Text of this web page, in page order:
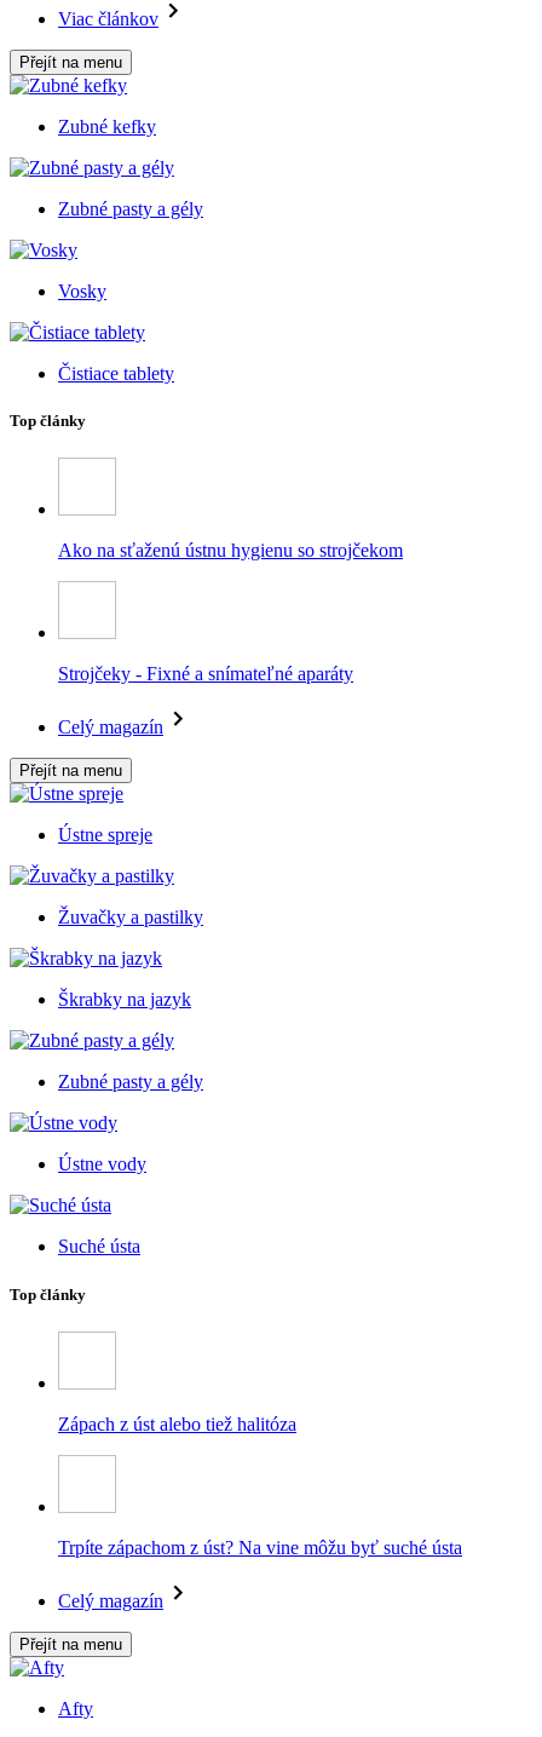
Viac článkov
Přejít na menu
Zubné kefky
Zubné pasty a gély
Vosky
Čistiace tablety
Top články
Ako na sťaženú ústnu hygienu so strojčekom
Strojčeky - Fixné a snímateľné aparáty
Celý magazín
Přejít na menu
Ústne spreje
Žuvačky a pastilky
Škrabky na jazyk
Zubné pasty a gély
Ústne vody
Suché ústa
Top články
Zápach z úst alebo tiež halitóza
Trpíte zápachom z úst? Na vine môžu byť suché ústa
Celý magazín
Přejít na menu
Afty